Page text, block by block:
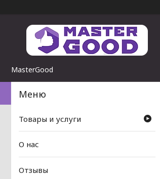
MasterGood
Товары и услуги
О нас
Отзывы